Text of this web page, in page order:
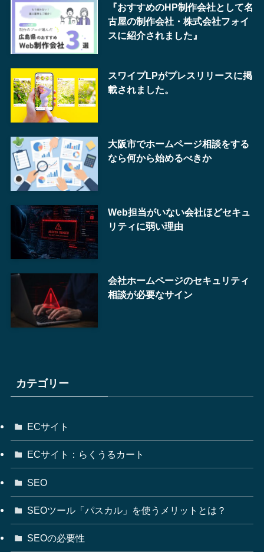
『おすすめのHP制作会社として名
古屋の制作会社・株式会社フォイ
スに紹介されました』
スワイプLPがプレスリリースに掲
載されました。
大阪市でホームページ相談をする
なら何から始めるべきか
Web担当がいない会社ほどセキュ
リティに弱い理由
会社ホームページのセキュリティ
相談が必要なサイン
カテゴリー
ECサイト
ECサイト：らくうるカート
SEO
SEOツール「パスカル」を使うメリットとは？
SEOの必要性